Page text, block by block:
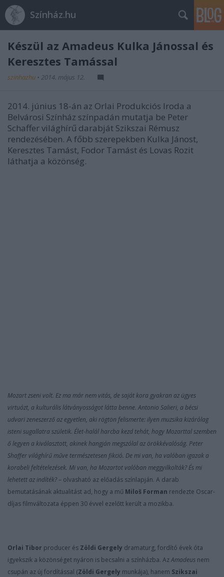
Színház.hu
Készül az Amadeus Kulka Jánossal és
Keresztes Tamással
szinhazhu • 2014. május 12.
2014. június 18-án az Orlai Produkciós Iroda a
Belvárosi Színház színpadán mutatja be Peter
Schaffer világhírű darabját Szikszai Rémusz
rendezésében. A főbb szerepekben Kulka Jánost,
Keresztes Tamást, Fodor Tamást és Lovas Rozit
láthatja a közönség.
Mozart zseni volt. Ez ma már nem vitás, de saját kora gyakran az ügyes
virtuózt, a kulturális látványosságot látta benne. Antonio Salieri, a bécsi
udvari zeneszerző az egyetlen, aki rögtön felismerte: ilyen muzsika kizárólag
isteni sugallatra születik. Élet-halál harcba kezd tehát, hogy Mozarttal szemben
ő legyen a kiválasztott, akinek hangján megszólal az örökkévalóság. Peter
Shaffer világhírű műve természetesen fikció. De mi van, ha valóban igazak a
korabeli feltételezések. Mi van, ha Mozartot valóban meggyilkolták? És mi
lehetett az indíték?– olvasható az előadás színlapján. A darab
bemutatásának aktualitást ad, hogy a mű Miloš Forman rendezte Oscar-
díjas filmváltozata éppen 30 évvel ezelőtt került a mozikba.
Orlai Tibor producer és Zöldi Gergely dramaturg, fordító évek óta
igyekszik a közönséget nyáron is becsalni a színházba. AzAmadeus nem
csupán az új fordítással (Zöldi Gergely munkája), hanem Szikszai